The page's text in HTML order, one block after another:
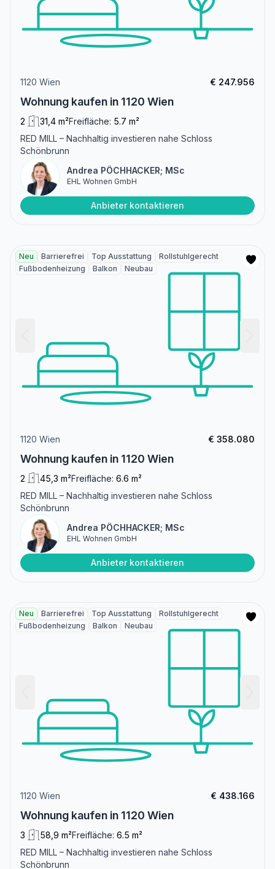
1120 Wien € 247.956
Wohnung kaufen in 1120 Wien
2 31,4 m²Freifläche: 5.7 m²
RED MILL – Nachhaltig investieren nahe Schloss
Schönbrunn
Andrea PÖCHHACKER; MSc
EHL Wohnen GmbH
Anbieter kontaktieren
Neu Barrierefrei Top Ausstattung
Rollstuhlgerecht
Fußbodenheizung
Balkon Neubau
1120 Wien € 358.080
Wohnung kaufen in 1120 Wien
2 45,3 m²Freifläche: 6.6 m²
RED MILL – Nachhaltig investieren nahe Schloss
Schönbrunn
Andrea PÖCHHACKER; MSc
EHL Wohnen GmbH
Anbieter kontaktieren
Neu Barrierefrei Top Ausstattung
Rollstuhlgerecht
Fußbodenheizung
Balkon Neubau
1120 Wien € 438.166
Wohnung kaufen in 1120 Wien
3 58,9 m²Freifläche: 6.5 m²
RED MILL – Nachhaltig investieren nahe Schloss
Schönbrunn